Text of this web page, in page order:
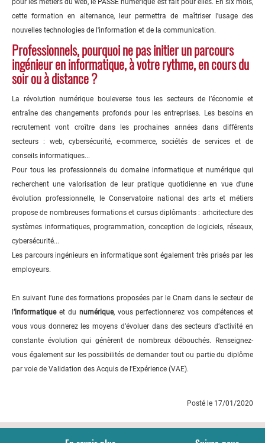
pour les métiers du web, le PASSE numérique est fait pour elles. En six mois,
cette formation en alternance, leur permettra de maîtriser l'usage des
nouvelles technologies de l'information et de la communication.
Professionnels, pourquoi ne pas initier un parcours
ingénieur en informatique, à votre rythme, en cours du
soir ou à distance ?
La révolution numérique bouleverse tous les secteurs de l’économie et
entraîne des changements profonds pour les entreprises. Les besoins en
recrutement vont croître dans les prochaines années dans différents
secteurs : web, cybersécurité, e-commerce, sociétés de services et de
conseils informatiques...
Pour tous les professionnels du domaine informatique et numérique qui
recherchent une valorisation de leur pratique quotidienne en vue d'une
évolution professionnelle, le Conservatoire national des arts et métiers
propose de nombreuses formations et cursus diplômants : arhcitecture des
systèmes informatiques, programmation, conception de logiciels, réseaux,
cybersécurité...
Les parcours ingénieurs en informatique sont également très prisés par les
employeurs.
En suivant l’une des formations proposées par le Cnam dans le secteur de
’informatiqueet du numérique, vous perfectionnerez vos compétences et
vous vous donnerez les moyens d’évoluer dans des secteurs d’activité en
constante évolution qui génèrent de nombreux débouchés. Renseignez-
vous également sur les possibilités de demander tout ou partie du diplôme
par voie de Validation des Acquis de l'Expérience (VAE).
Posté le 17/01/2020